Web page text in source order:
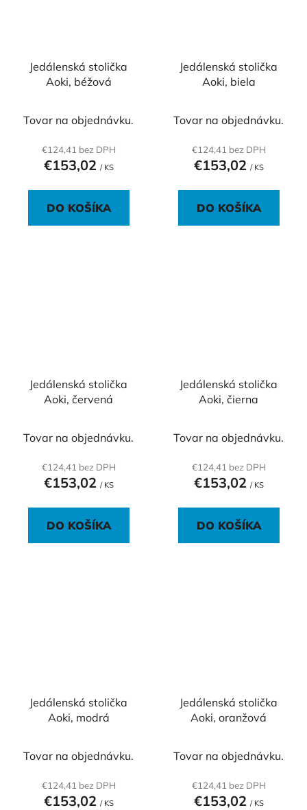
Jedálenská stolička
Aoki, béžová
Tovar na objednávku.
€124,41 bez DPH
€153,02 / KS
DO KOŠÍKA
Jedálenská stolička
Aoki, biela
Tovar na objednávku.
€124,41 bez DPH
€153,02 / KS
DO KOŠÍKA
Jedálenská stolička
Aoki, červená
Tovar na objednávku.
€124,41 bez DPH
€153,02 / KS
DO KOŠÍKA
Jedálenská stolička
Aoki, čierna
Tovar na objednávku.
€124,41 bez DPH
€153,02 / KS
DO KOŠÍKA
Jedálenská stolička
Aoki, modrá
Tovar na objednávku.
€124,41 bez DPH
€153,02 / KS
Jedálenská stolička
Aoki, oranžová
Tovar na objednávku.
€124,41 bez DPH
€153,02 / KS